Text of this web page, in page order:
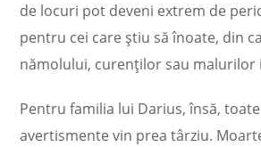
de locuri pot deveni extrem de
pentru cei care știu să înoate, din
nămolului, curenților sau malurilor
Pentru familia lui Darius, însă,
avertismente vin prea târziu.